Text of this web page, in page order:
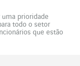
prioridade
todo o setor
que estão